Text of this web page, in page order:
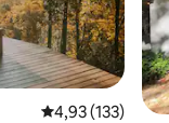
Середня оцінка:
4,93 (133)